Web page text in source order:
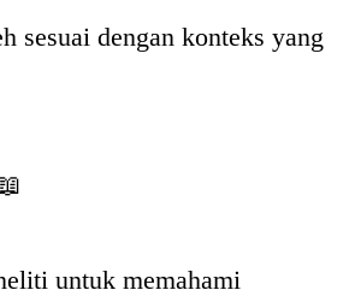
sesuai dengan konteks yang
untuk memahami